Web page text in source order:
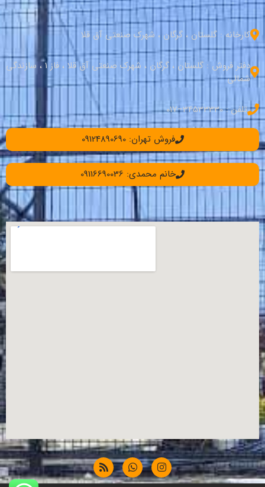
کارخانه : گلستان ، گرگان ، شهرک صنعتی آق قلا
دفتر فروش : گلستان ، گرگان ، شهرک صنعتی آق قلا ، فاز 1 ، سازندگی
شمالی
تلفن : 34533330–017
فروش تهران: 09124890690
خانم محمدی: 09116690036